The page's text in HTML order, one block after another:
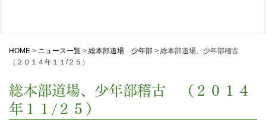
HOME > ニュース一覧 > 総本部道場 少年部 > 総本部道場、少年部稽古
（２０１４年１１/２５）
総本部道場、少年部稽古 （２０１４
年１１/２５）